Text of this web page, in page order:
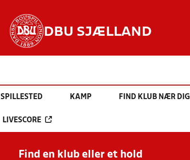
DBU SJÆLLAND
SPILLESTED KAMP FIND KLUB NÆR DIG
LIVESCORE
Find en klub eller et hold